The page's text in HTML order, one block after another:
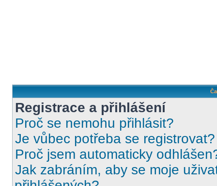
Registrace a přihlášení
Proč se nemohu přihlásit?
Je vůbec potřeba se registrovat?
Proč jsem automaticky
Jak zabráním, aby se moje